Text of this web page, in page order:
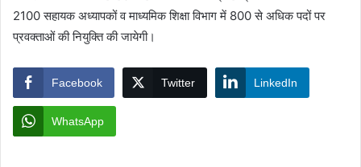
2100 सहायक अध्यापकों व माध्यमिक शिक्षा विभाग में 800 से अधिक पदों पर
प्रवक्ताओं की नियुक्ति की जायेगी।
Facebook Twitter LinkedIn
WhatsApp